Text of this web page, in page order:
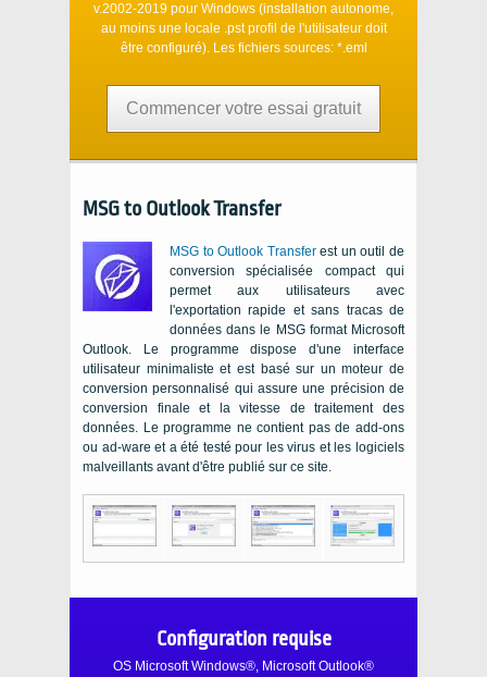
v.2002-2019 pour Windows (installation autonome,
au moins une locale .pstprofil de l'utilisateur doit
être configuré). Les fichiers sources: *.eml
Commencer votre essai gratuit
MSG to Outlook Transfer
MSG to Outlook Transferest un outil de
conversion spécialisée compact qui
permet aux utilisateurs avec
l'exportation rapide et sans tracas de
données dans le MSGformat Microsoft
Outlook. Le programme dispose d'une interface
utilisateur minimaliste et est basé sur un moteur de
conversion personnalisé qui assure une précision de
conversion finale et la vitesse de traitement des
données. Le programme ne contient pas de add-ons
ou ad-ware et a été testé pour les virus et les logiciels
malveillants avant d'être publié sur ce site.
Configuration requise
OS Microsoft Windows®, Microsoft Outlook®